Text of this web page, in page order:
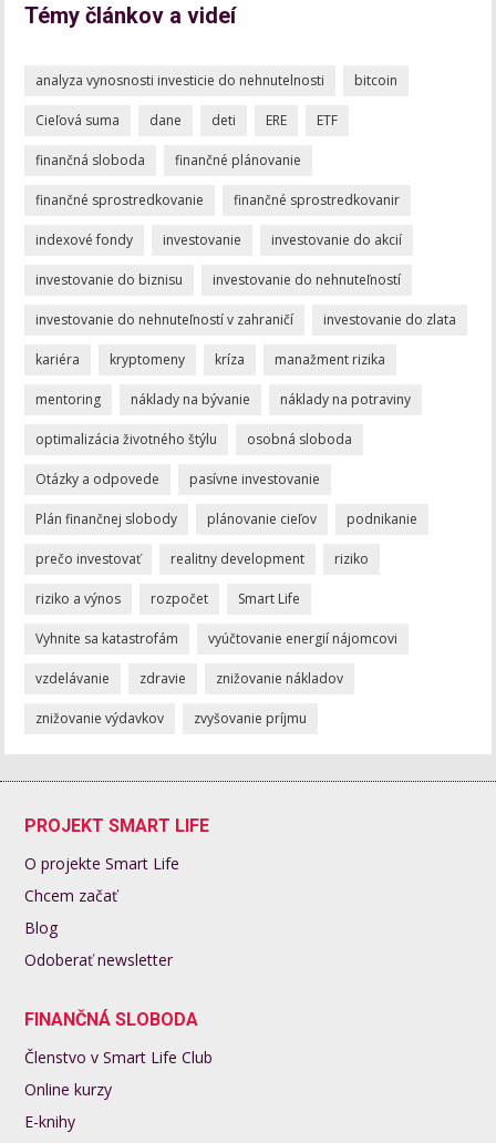
Témy článkov a videí
analyza vynosnosti investicie do nehnutelnosti bitcoin
Cieľová suma dane deti ERE ETF
finančná sloboda finančné plánovanie
finančné sprostredkovanie finančné sprostredkovanir
indexové fondy investovanie investovanie do akcií
investovanie do biznisu investovanie do nehnuteľností
investovanie do nehnuteľností v zahraničí investovanie do zlata
kariéra kryptomeny kríza manažment rizika
mentoring náklady na bývanie náklady na potraviny
optimalizácia životného štýlu osobná sloboda
Otázky a odpovede pasívne investovanie
Plán finančnej slobody plánovanie cieľov podnikanie
prečo investovať realitny development riziko
riziko a výnos rozpočet Smart Life
Vyhnite sa katastrofám vyúčtovanie energií nájomcovi
vzdelávanie zdravie znižovanie nákladov
znižovanie výdavkov zvyšovanie príjmu
PROJEKT SMART LIFE
O projekte Smart Life
Chcem začať
Blog
Odoberať newsletter
FINANČNÁ SLOBODA
Členstvo v Smart Life Club
Online kurzy
E-knihy